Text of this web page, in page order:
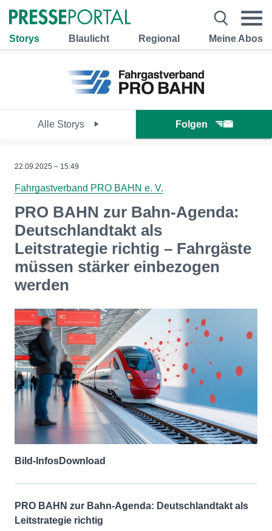
Storys Blaulicht Regional Meine Abos
Alle Storys Folgen
22.09.2025 – 15:49
Fahrgastverband PRO BAHN e. V.
PRO BAHN zur Bahn-Agenda:
Deutschlandtakt als
Leitstrategie richtig – Fahrgäste
müssen stärker einbezogen
werden
Bild-InfosDownload
PRO BAHN zur Bahn-Agenda: Deutschlandtakt als
Leitstrategie richtig